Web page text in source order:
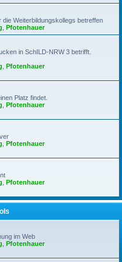
Weiterbildungskollegs betreffen
Pfotenhauer
in SchILD-NRW 3 betrifft.
Pfotenhauer
Platz findet.
Pfotenhauer
Pfotenhauer
Pfotenhauer
im Web
Pfotenhauer